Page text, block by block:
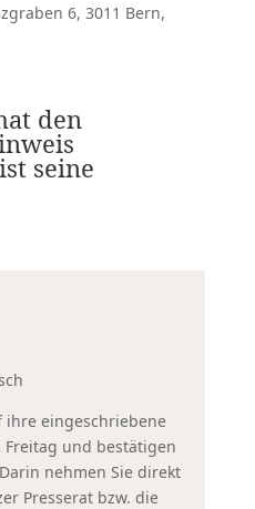
6, 3011 Bern,
den
seine
ihre eingeschriebene
Freitag und bestätigen
nehmen Sie direkt
Presserat bzw. die